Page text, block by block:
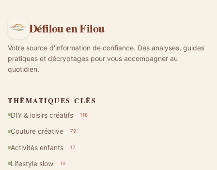
Défilou en Filou
Votre source d'information de confiance. Des analyses, guides
pratiques et décryptages pour vous accompagner au
quotidien.
THÉMATIQUES CLÉS
DIY & loisirs créatifs 118
Couture créative 79
Activités enfants 17
Lifestyle slow 10